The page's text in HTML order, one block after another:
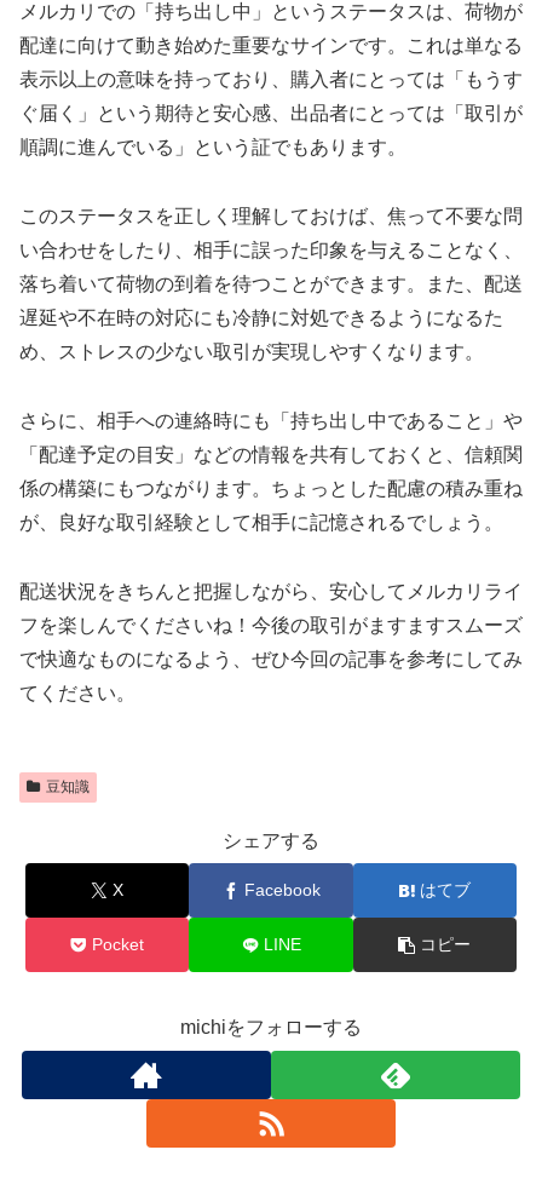
メルカリでの「持ち出し中」というステータスは、荷物が
配達に向けて動き始めた重要なサインです。これは単なる
表示以上の意味を持っており、購入者にとっては「もうす
ぐ届く」という期待と安心感、出品者にとっては「取引が
順調に進んでいる」という証でもあります。
このステータスを正しく理解しておけば、焦って不要な問
い合わせをしたり、相手に誤った印象を与えることなく、
落ち着いて荷物の到着を待つことができます。また、配送
遅延や不在時の対応にも冷静に対処できるようになるた
め、ストレスの少ない取引が実現しやすくなります。
さらに、相手への連絡時にも「持ち出し中であること」や
「配達予定の目安」などの情報を共有しておくと、信頼関
係の構築にもつながります。ちょっとした配慮の積み重ね
が、良好な取引経験として相手に記憶されるでしょう。
配送状況をきちんと把握しながら、安心してメルカリライ
フを楽しんでくださいね！今後の取引がますますスムーズ
で快適なものになるよう、ぜひ今回の記事を参考にしてみ
てください。
豆知識
シェアする
X Facebook はてブ
Pocket LINE コピー
michiをフォローする